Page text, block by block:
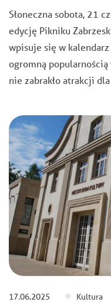
Słoneczna sobota, 21
edycję Pikniku
wpisuje się w
ogromną popularnością
nie zabrakło atrakcji
17.06.2025 Kultura